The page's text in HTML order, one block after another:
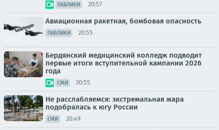
ПАБЛИКИ 20:57
Авиационная ракетная, бомбовая опасность
ПАБЛИКИ 20:55
Бердянский медицинский колледж подводит
первые итоги вступительной кампании 2026
года
СМИ 20:55
Не расслабляемся: экстремальная жара
подобралась к югу России
СМИ 20:49